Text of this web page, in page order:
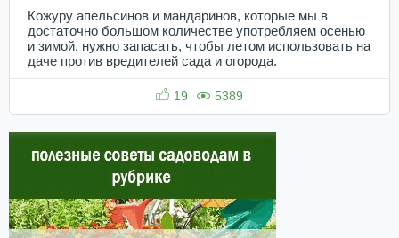
Кожуру апельсинов и мандаринов, которые мы в
достаточно большом количестве употребляем осенью
и зимой, нужно запасать, чтобы летом использовать на
даче против вредителей сада и огорода.
19 5389